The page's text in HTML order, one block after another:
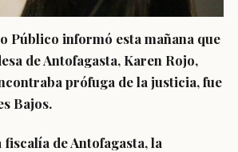
Público informó esta mañana que
de Antofagasta, Karen Rojo,
prófuga de la justicia, fue
Bajos.
de Antofagasta, la